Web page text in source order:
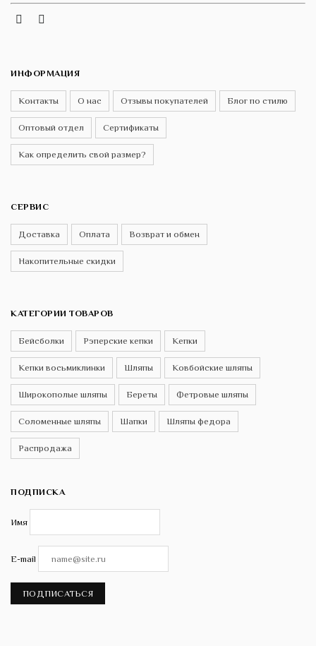
Instagram
ИНФОРМАЦИЯ
Контакты О нас Отзывы покупателей Блог по стилю
Оптовый отдел Сертификаты
Как определить свой размер?
СЕРВИС
Доставка Оплата Возврат и обмен
Накопительные скидки
КАТЕГОРИИ ТОВАРОВ
Бейсболки Рэперские кепки Кепки
Кепки восьмиклинки Шляпы Ковбойские шляпы
Широкополые шляпы Береты Фетровые шляпы
Соломенные шляпы Шапки Шляпы федора
Распродажа
ПОДПИСКА
Имя
E-mail
ПОДПИСАТЬСЯ